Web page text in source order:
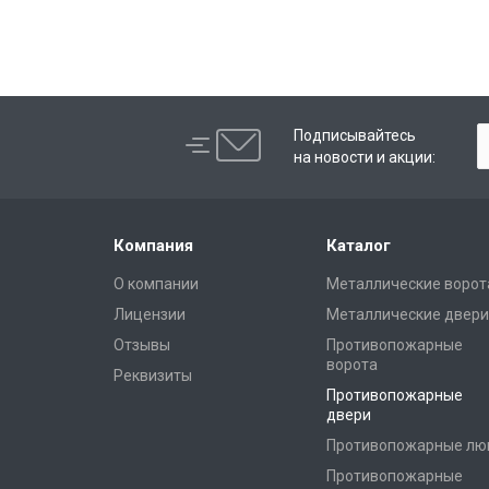
Подписывайтесь
на новости и акции:
Компания
О компании
Лицензии
Отзывы
Реквизиты
Каталог
Металлические
Металлические двери
Противопожарные
ворота
Противопожарные
двери
Противопожарные
Противопожарные